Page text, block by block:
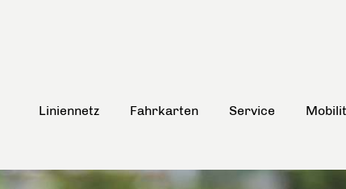
Liniennetz Fahrkarten Service